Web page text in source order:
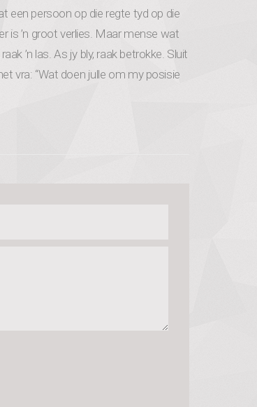
een persoon op die regte tyd op die
is ’n groot verlies. Maar mense wat
’n las. As jy bly, raak betrokke. Sluit
vra: “Wat doen julle om my posisie